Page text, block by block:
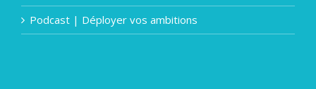
Podcast | Déployer vos ambitions